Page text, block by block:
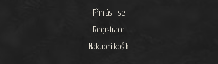
Přihlásit se
Registrace
Nákupní košík